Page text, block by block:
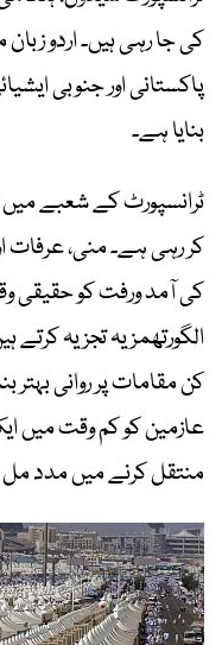
کی جا رہی ہیں۔ اردو
پاکستانی اور جنوبی
بنایا ہے۔
ٹرانسپورٹ کے شعبے میں
کر رہی ہے۔ منی، عرفات
کی آمد ورفت کو حقیقی
الگورتھمز یہ تجزیہ کرتے
کن مقامات پر روانی
عازمین کو کم وقت
منتقل کرنے میں مدد